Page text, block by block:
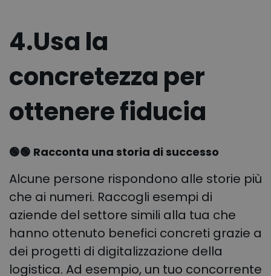
4.Usa la
concretezza per
ottenere fiducia
🟢🟢 Racconta una storia di successo
Alcune persone rispondono alle storie più
che ai numeri. Raccogli esempi di
aziende del settore simili alla tua che
hanno ottenuto benefici concreti grazie a
dei progetti di digitalizzazione della
logistica. Ad esempio, un tuo concorrente